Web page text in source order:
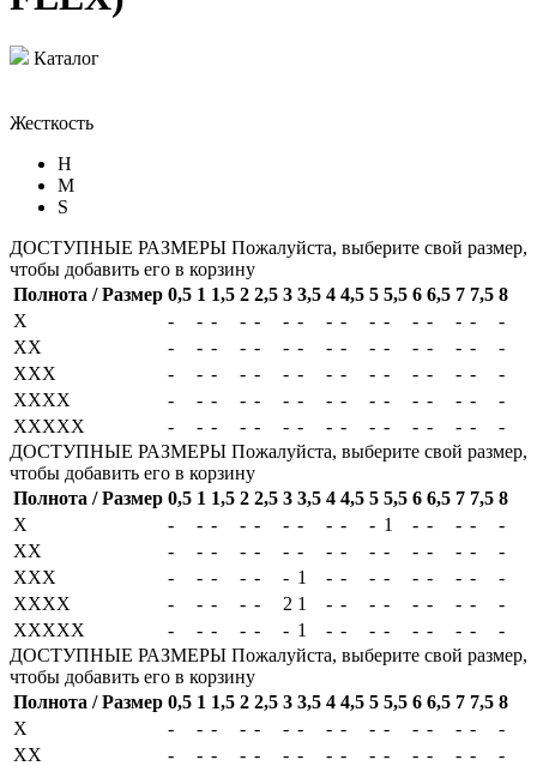
Каталог
Жесткость
H
M
S
ДОСТУПНЫЕ РАЗМЕРЫ Пожалуйста, выберите свой размер,
чтобы добавить его в корзину
Полнота / Размер 0,5 1 1,5 2 2,5 3 3,5 4 4,5 5 5,5 6 6,5 7 7,5 8
X
- - - - - - - - - - - - - - -
-
XX
- - - - - - - - - - - - - - -
-
XXX
- - - - - - - - - - - - - - -
-
XXXX
- - - - - - - - - - - - - - -
-
XXXXX
- - - - - - - - - - - - - - -
-
ДОСТУПНЫЕ РАЗМЕРЫ Пожалуйста, выберите свой размер,
чтобы добавить его в корзину
Полнота / Размер 0,5 1 1,5 2 2,5 3 3,5 4 4,5 5 5,5 6 6,5 7 7,5 8
X
- - - - - - - - - - 1 - - - -
-
XX
- - - - - - - - - - - - - - -
-
XXX
- - - - - - 1 - - - - - - - -
-
XXXX
- - - - - 2 1 - - - - - - - -
-
XXXXX
- - - - - - 1 - - - - - - - -
-
ДОСТУПНЫЕ РАЗМЕРЫ Пожалуйста, выберите свой размер,
чтобы добавить его в корзину
Полнота / Размер 0,5 1 1,5 2 2,5 3 3,5 4 4,5 5 5,5 6 6,5 7 7,5 8
X
- - - - - - - - - - - - - - -
-
XX
- - - - - - - - - - - - - - -
-